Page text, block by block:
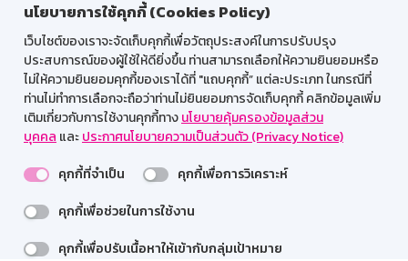
นโยบายการใช้คุกกี้ (Cookies Policy)
เว็บไซต์ของเราจะจัดเก็บคุกกี้เพื่อวัตถุประสงค์ในการปรับปรุง
ประสบการณ์ของผู้ใช้ให้ดียิ่งขึ้น ท่านสามารถเลือกให้ความยินยอมหรือ
ไม่ให้ความยินยอมคุกกี้ของเราได้ที่ "แถบคุกกี้” แต่ละประเภท ในกรณีที่
ท่านไม่ทำการเลือกจะถือว่าท่านไม่ยินยอมการจัดเก็บคุกกี้ คลิกข้อมูลเพิ่ม
เติมเกี่ยวกับการใช้งานคุกกี้ทางนโยบายคุ้มครองข้อมูลส่วน
บุคคล และประกาศนโยบายความเป็นส่วนตัว (Privacy Notice)
คุกกี้ที่จำเป็น
คุกกี้เพื่อการวิเคราะห์
คุกกี้เพื่อช่วยในการใช้งาน
คุกกี้เพื่อปรับเนื้อหาให้เข้ากับกลุ่มเป้าหมาย
GSB Society:
สำหรับพนักงาน
Web HR
GSB Wisdom
M-Search
เข้าสู่ระบบเน็ตเมล
รองรับการใช้งานได้ดีบนเว็บบราวเซอร์